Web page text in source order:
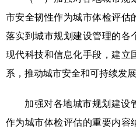
市安全韧性作为城市体检评估
落实到城市规划建设管理的各
现代科技和信息化手段，建立
系，推动城市安全和可持续发展
加强对各地城市规划建设
作为城市体检评估的重要内容